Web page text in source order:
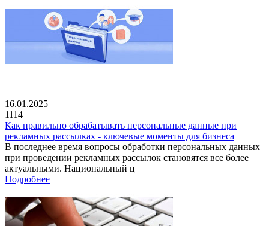
16.01.2025
1114
Как правильно обрабатывать персональные данные при
рекламных рассылках - ключевые моменты для бизнеса
В последнее время вопросы обработки персональных данных
при проведении рекламных рассылок становятся все более
актуальными. Национальный ц
Подробнее